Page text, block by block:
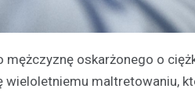
mężczyznę oskarżonego o
wieloletniemu maltretowaniu,